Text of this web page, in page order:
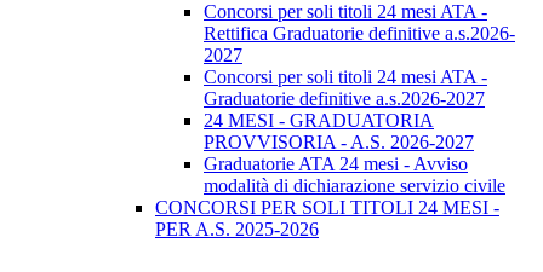
Concorsi per soli titoli 24 mesi ATA -
Rettifica Graduatorie definitive a.s.2026-
2027
Concorsi per soli titoli 24 mesi ATA -
Graduatorie definitive a.s.2026-2027
24 MESI - GRADUATORIA
PROVVISORIA - A.S. 2026-2027
Graduatorie ATA 24 mesi - Avviso
modalità di dichiarazione servizio civile
CONCORSI PER SOLI TITOLI 24 MESI -
PER A.S. 2025-2026